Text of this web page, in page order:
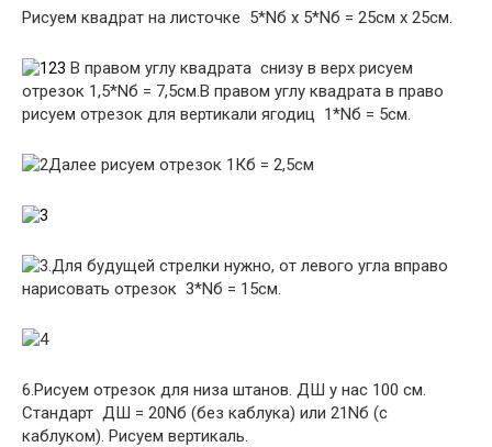
Рисуем квадрат на листочке 5*Nб х 5*Nб = 25см х 25см.
В правом углу квадрата снизу в верх рисуем
отрезок 1,5*Nб = 7,5см.В правом углу квадрата в право
рисуем отрезок для вертикали ягодиц 1*Nб = 5см.
Далее рисуем отрезок 1Кб = 2,5см
.Для будущей стрелки нужно, от левого угла вправо
нарисовать отрезок 3*Nб = 15см.
6.Рисуем отрезок для низа штанов. ДШ у нас 100 см.
Стандарт ДШ = 20Nб (без каблука) или 21Nб (с
каблуком). Рисуем вертикаль.